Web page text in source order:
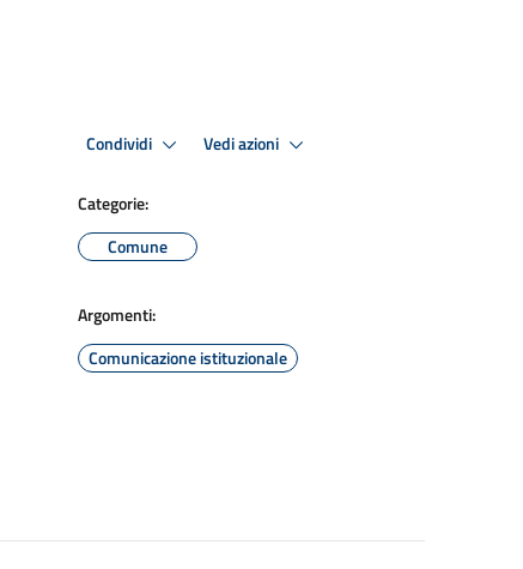
Condividi Vedi azioni
Categorie:
Comune
Argomenti:
Comunicazione istituzionale